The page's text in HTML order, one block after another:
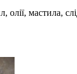
олії, мастила,